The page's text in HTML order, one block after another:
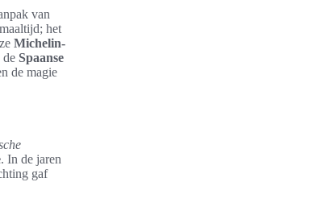
van
het
Michelin-
de Spaanse
de magie
. In de jaren
gaf